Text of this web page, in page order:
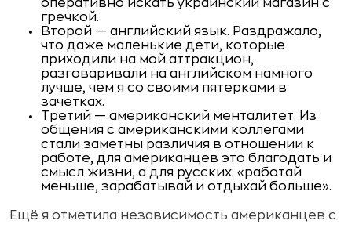
оперативно искать украинский магазин с
гречкой.
Второй — английский язык. Раздражало,
что даже маленькие дети, которые
приходили на мой аттракцион,
разговаривали на английском намного
лучше, чем я со своими пятерками в
зачетках.
Третий — американский менталитет. Из
общения с американскими коллегами
стали заметны различия в отношении к
работе, для американцев это благодать и
смысл жизни, а для русских: «работай
меньше, зарабатывай и отдыхай больше».
Ещё я отметила независимость американцев с